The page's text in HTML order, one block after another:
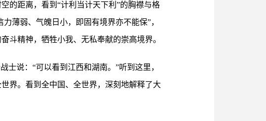
的距离，看到“计利当计天下利”的胸襟与格
薄弱、气魄日小，即固有境界亦不能保”，
斗精神，牺牲小我、无私奉献的崇高境界。
士说：“可以看到江西和湖南。”听到这里，
界。看到全中国、全世界，深刻地解释了大